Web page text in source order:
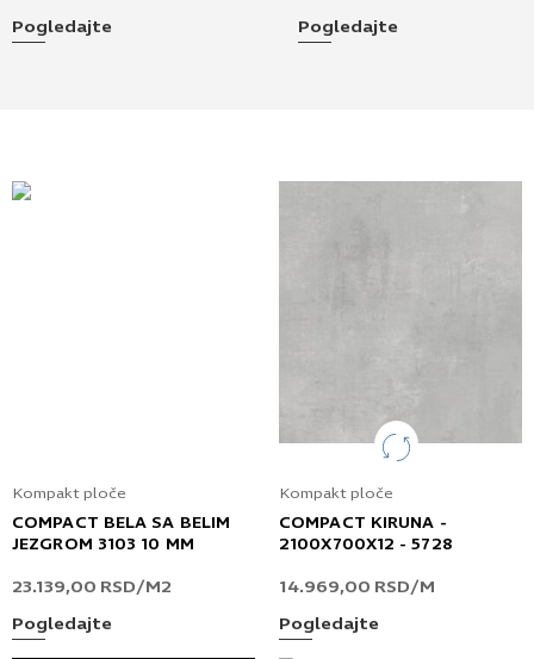
Pogledajte
Pogledajte
Kompakt ploče
COMPACT BELA SA BELIM
JEZGROM 3103 10 MM
23.139,00 RSD/M2
Pogledajte
Kompakt ploče
COMPACT KIRUNA -
2100X700X12 - 5728
14.969,00 RSD/M
Pogledajte